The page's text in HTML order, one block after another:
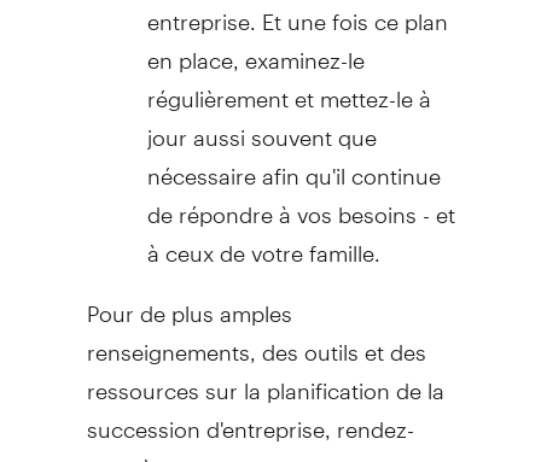
entreprise. Et une fois ce plan
en place, examinez-le
régulièrement et mettez-le à
jour aussi souvent que
nécessaire afin qu'il continue
de répondre à vos besoins - et
à ceux de votre famille.
Pour de plus amples
renseignements, des outils et des
ressources sur la planification de la
succession d'entreprise, rendez-